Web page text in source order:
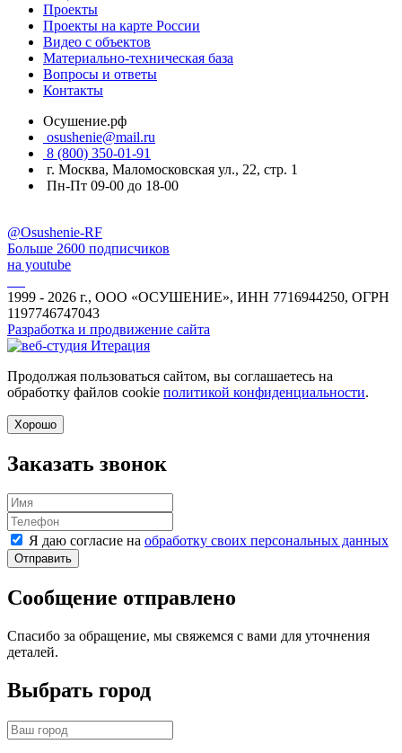
Проекты
Проекты на карте России
Видео с объектов
Материально-техническая база
Вопросы и ответы
Контакты
Осушение.рф
osushenie@mail.ru
8 (800) 350-01-91
г. Москва, Маломосковская ул., 22, стр. 1
Пн-Пт 09-00 до 18-00
@Osushenie-RF
Больше 2600 подписчиков
на youtube
1999 - 2026 г., ООО «ОСУШЕНИЕ», ИНН 7716944250, ОГРН
1197746747043
Разработка и продвижение сайта
Продолжая пользоваться сайтом, вы соглашаетесь на
обработку файлов cookie политикой конфиденциальности.
Хорошо
Заказать звонок
Я даю согласие на обработку своих персональных данных
Отправить
Сообщение отправлено
Спасибо за обращение, мы свяжемся с вами для уточнения
деталей.
Выбрать город